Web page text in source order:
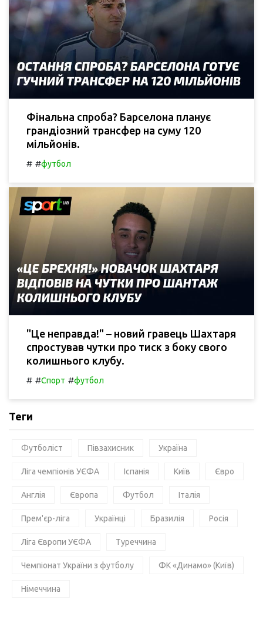
Фінальна спроба? Барселона планує
грандіозний трансфер на суму 120
мільйонів.
# #футбол
"Це неправда!" – новий гравець Шахтаря
спростував чутки про тиск з боку свого
колишнього клубу.
# #Спорт #футбол
Теги
Футболіст Півзахисник Україна
Ліга чемпіонів УЄФА Іспанія Київ Євро
Англія Європа Футбол Італія
Прем'єр-ліга Українці Бразилія Росія
Ліга Європи УЄФА Туреччина
Чемпіонат України з футболу ФК «Динамо» (Київ)
Німеччина